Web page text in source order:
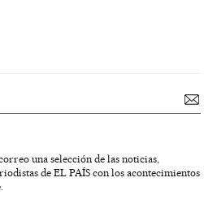
una selección de las noticias,
de EL PAÍS con los acontecimientos